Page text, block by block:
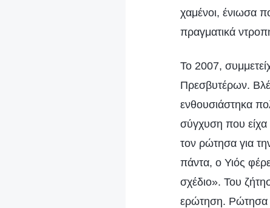
χαμένοι, ένιωσα
πραγματικά
Το 2007,
Πρεσβυτέρων.
ενθουσιάστηκα
σύγχυση που είχα
τον ρώτησα για
πάντα, ο Υιός
σχέδιο». Του
ερώτηση. Ρώτησα